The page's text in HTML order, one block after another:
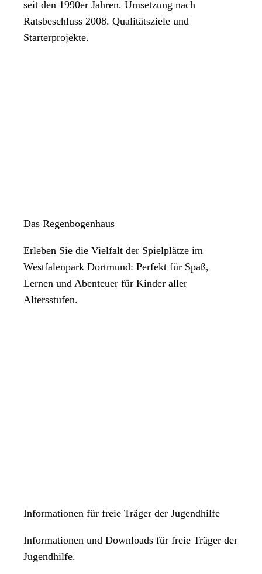
seit den 1990er Jahren. Umsetzung nach
Ratsbeschluss 2008. Qualitätsziele und
Starterprojekte.
Das Regenbogenhaus
Erleben Sie die Vielfalt der Spielplätze im
Westfalenpark Dortmund: Perfekt für Spaß,
Lernen und Abenteuer für Kinder aller
Altersstufen.
Informationen für freie Träger der Jugendhilfe
Informationen und Downloads für freie Träger der
Jugendhilfe.